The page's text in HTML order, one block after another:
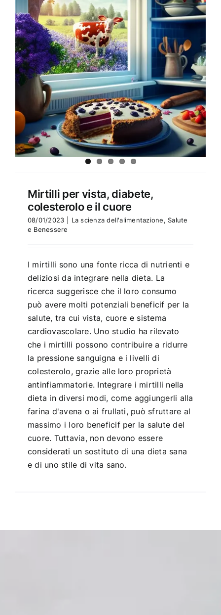
Amore e amare
Cucinare in modo sano
Verde e Sostenibilità
Articoli
Ciao sono Virginia
Contattami
Mirtilli per vista, diabete,
colesterolo e il cuore
08/01/2023 La scienza dell'alimentazione, Salute
e Benessere
I mirtilli sono una fonte ricca di nutrienti e
deliziosi da integrare nella dieta. La
ricerca suggerisce che il loro consumo
può avere molti potenziali beneficif per la
salute, tra cui vista, cuore e sistema
cardiovascolare. Uno studio ha rilevato
che i mirtilli possono contribuire a ridurre
la pressione sanguigna e i livelli di
colesterolo, grazie alle loro proprietà
antinfiammatorie. Integrare i mirtilli nella
dieta in diversi modi, come aggiungerli alla
farina d'avena o ai frullati, può sfruttare al
massimo i loro beneficif per la salute del
cuore. Tuttavia, non devono essere
considerati un sostituto di una dieta sana
e di uno stile di vita sano.